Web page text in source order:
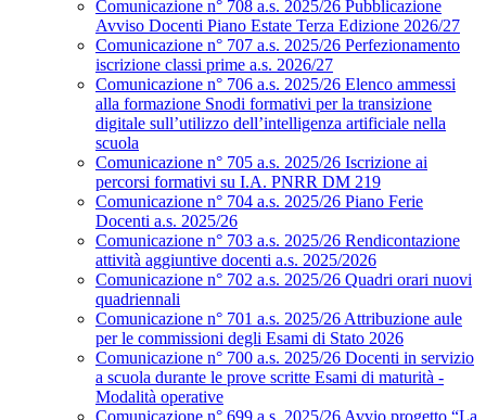
Comunicazione n° 708 a.s. 2025/26 Pubblicazione
Avviso Docenti Piano Estate Terza Edizione 2026/27
Comunicazione n° 707 a.s. 2025/26 Perfezionamento
iscrizione classi prime a.s. 2026/27
Comunicazione n° 706 a.s. 2025/26 Elenco ammessi
alla formazione Snodi formativi per la transizione
digitale sull’utilizzo dell’intelligenza artificiale nella
scuola
Comunicazione n° 705 a.s. 2025/26 Iscrizione ai
percorsi formativi su I.A. PNRR DM 219
Comunicazione n° 704 a.s. 2025/26 Piano Ferie
Docenti a.s. 2025/26
Comunicazione n° 703 a.s. 2025/26 Rendicontazione
attività aggiuntive docenti a.s. 2025/2026
Comunicazione n° 702 a.s. 2025/26 Quadri orari nuovi
quadriennali
Comunicazione n° 701 a.s. 2025/26 Attribuzione aule
per le commissioni degli Esami di Stato 2026
Comunicazione n° 700 a.s. 2025/26 Docenti in servizio
a scuola durante le prove scritte Esami di maturità -
Modalità operative